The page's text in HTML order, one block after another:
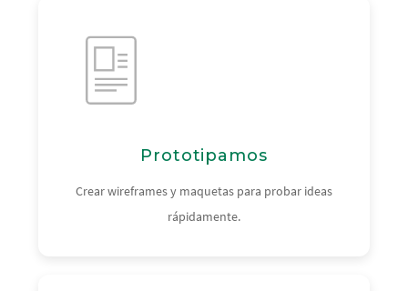
Prototipamos
Crear wireframes y maquetas para probar ideas
rápidamente.